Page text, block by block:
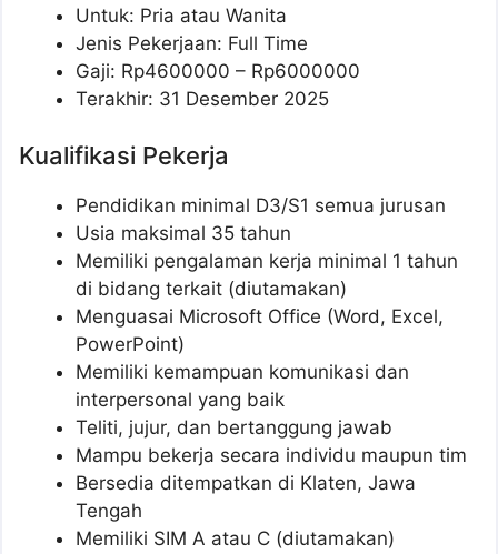
Untuk: Pria atau Wanita
Jenis Pekerjaan: Full Time
Gaji: Rp4600000 – Rp6000000
Terakhir: 31 Desember 2025
Kualifikasi Pekerja
Pendidikan minimal D3/S1 semua jurusan
Usia maksimal 35 tahun
Memiliki pengalaman kerja minimal 1 tahun
di bidang terkait (diutamakan)
Menguasai Microsoft Office (Word, Excel,
PowerPoint)
Memiliki kemampuan komunikasi dan
interpersonal yang baik
Teliti, jujur, dan bertanggung jawab
Mampu bekerja secara individu maupun tim
Bersedia ditempatkan di Klaten, Jawa
Tengah
Memiliki SIM A atau C (diutamakan)